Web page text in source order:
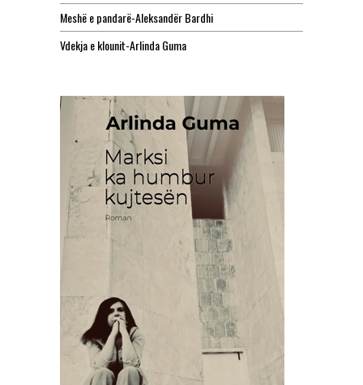
Meshë e pandarë-Aleksandër Bardhi
Vdekja e klounit-Arlinda Guma